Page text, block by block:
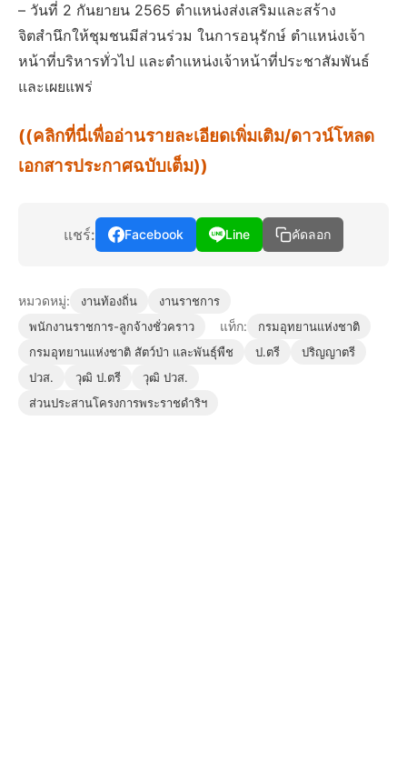
– วันที่ 2 กันยายน 2565 ตำแหน่งส่งเสริมและสร้าง
จิตสำนึกให้ชุมชนมีส่วนร่วม ในการอนุรักษ์ ตำแหน่งเจ้า
หน้าที่บริหารทั่วไป และตำแหน่งเจ้าหน้าที่ประชาสัมพันธ์
และเผยแพร่
((คลิกที่นี่เพื่ออ่านรายละเอียดเพิ่มเติม/ดาวน์โหลด
เอกสารประกาศฉบับเต็ม))
แชร์: Facebook Line คัดลอก
หมวดหมู่: งานท้องถิ่น
งานราชการ
พนักงานราชการ-ลูกจ้างชั่วคราว
แท็ก:
กรมอุทยานแห่งชาติ
กรมอุทยานแห่งชาติ สัตว์ป่า และพันธุ์พืช
ป.ตรี
ปริญญาตรี
ปวส.
วุฒิ ป.ตรี
วุฒิ ปวส.
ส่วนประสานโครงการพระราชดำริฯ